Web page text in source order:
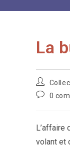
La
Auteur/
de
la
0
L’affaire
volant et